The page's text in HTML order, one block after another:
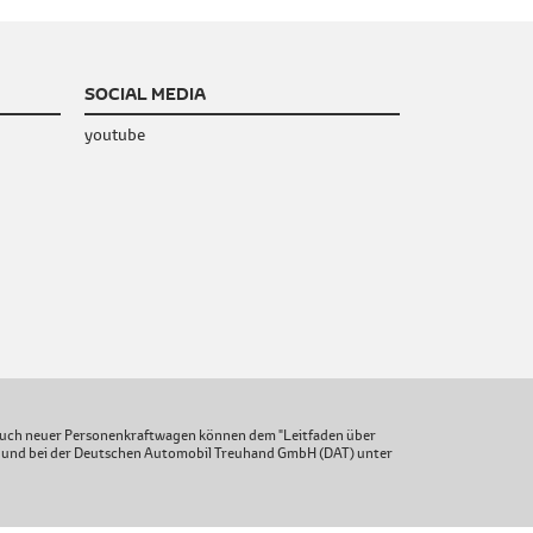
SOCIAL MEDIA
youtube
neuer Personenkraftwagen können dem "Leitfaden über
bei der Deutschen Automobil Treuhand GmbH (DAT) unter